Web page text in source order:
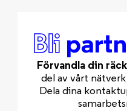
Bli
Förvandla din
del av vårt
Dela dina